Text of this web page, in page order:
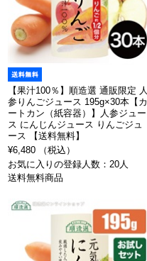
【果汁100％】順造選 通販限定 人
参りんごジュース 195g×30本【カ
ートカン（紙容器）】人参ジュー
ス にんじんジュース りんごジュ
ース 【送料無料】
¥6,480 （税込）
お気に入りの登録人数：20人
送料無料商品